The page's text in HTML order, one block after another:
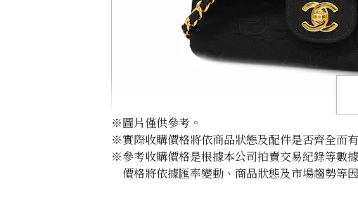
※圖片僅供參考。
※實際收購價格將依商品狀態及配件是否齊全而
※參考收購價格是根據本公司拍賣交易紀錄等數
價格將依據匯率變動、商品狀態及市場趨勢等